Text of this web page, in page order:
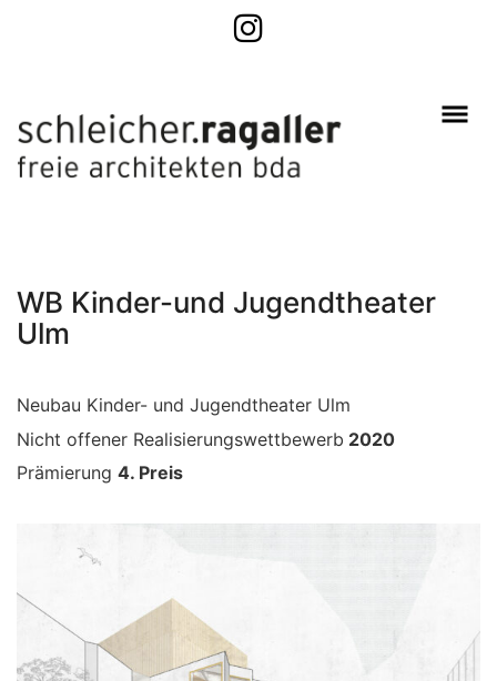
WB Kinder-und Jugendtheater
Ulm
Neubau Kinder- und Jugendtheater Ulm
Nicht offener Realisierungswettbewerb 2020
Prämierung 4. Preis